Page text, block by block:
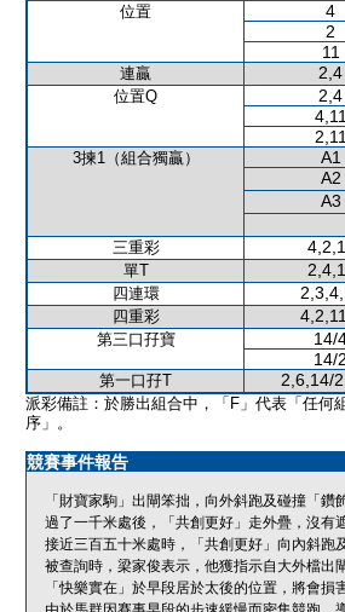
位置 4
2
11
連贏 2,4
位置Q 2,4
4,11
2,11
3揀1（組合獨贏） A1
A2
A3
三重彩
單T
四連環
四重彩
第三口孖寶 14/
14/2
第一口孖T 2,6,14/
派彩備註：於勝出組合中，「F」代表「任何
序」。
競賽事件報告
「財寶家駒」出閘笨拙，向外斜跑及碰撞「
過了一千米處後，「共創更好」走外疊，沒有遮
接近三百五十米處時，「共創更好」向內斜跑
被查詢時，梁家俊表示，他獲指示自大外檔出
「快樂實在」於早段居於太後的位置，將會